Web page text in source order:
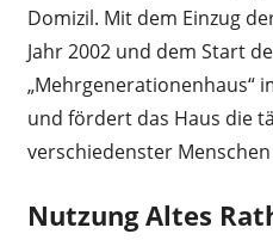
Domizil. Mit dem Einzug
Jahr 2002 und dem Start
„Mehrgenerationenhaus“
und fördert das Haus die
verschiedenster
Nutzung Altes